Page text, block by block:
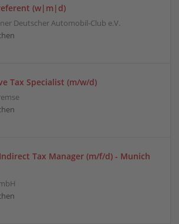
(w|m|d)
Deutscher Automobil-Club e.V.
Tax Specialist (m/w/d)
Tax Manager (m/f/d) - Munich